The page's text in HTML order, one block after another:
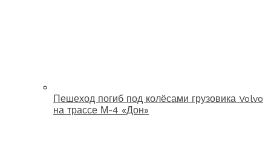
Пешеход погиб под колёсами грузовика Volvo
на трассе М-4 «Дон»